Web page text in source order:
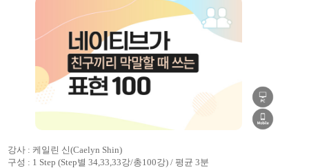
강사 : 케일린 신(Caelyn Shin)
구성 : 1 Step (Step별 34,33,33강/총100강) / 평균 3분